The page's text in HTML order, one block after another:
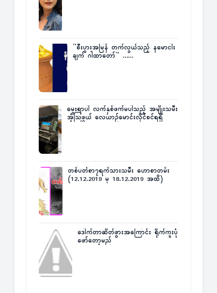
”စီးပွားအမြန် တက်လွယ်သည့် နမောငါး
ချက် ဂါထာတော်” ……
မွေးရာပါ လက်နှစ်ဖက်မပါသည့် အမျိုးသမီး
အံ့သြဖွယ် လေယာဉ်မောင်းလိုင်စင်ရရှိ
တစ်ပတ်စာ၇ရက်သားသမီး ဟောစာတမ်း
(12.12.2019 မှ 18.12.2019 အထိ)
ဒေါက်တာဆိတ်ဖွားအကြောင်း ရိုက်ကူးပုံ
ဖော်တော့မည်